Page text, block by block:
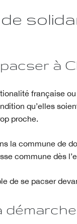
à
française
qu’elles
proche.
la commune de
commune dès
de se pacser